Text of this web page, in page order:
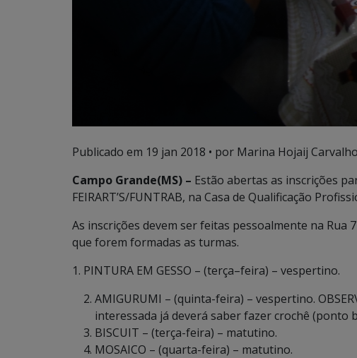
Publicado em 19 jan 2018 • por Marina Hojaij
Campo Grande(MS) – Estão abertas as inscrições
FEIRART’S/FUNTRAB, na Casa de Qualificação
As inscrições devem ser feitas pessoalmente na Rua
que forem formadas as turmas.
1. PINTURA EM GESSO – (terça–feira) – vespertino.
AMIGURUMI – (quinta-feira) – vespertino.
interessada já deverá saber fazer crochê (ponto
BISCUIT – (terça-feira) – matutino.
MOSAICO – (quarta-feira) – matutino.